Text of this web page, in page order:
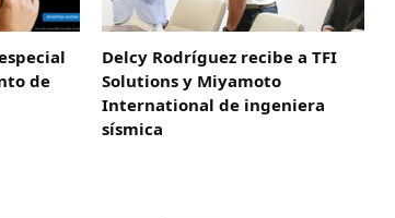
de
Delcy Rodríguez recibe a TFI
Solutions y Miyamoto
International de ingeniera
sísmica